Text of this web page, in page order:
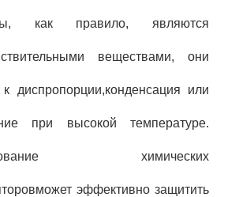
как правило, являются
веществами, они
диспропорции,конденсация или
при высокой температуре.
химических
может эффективно защитить